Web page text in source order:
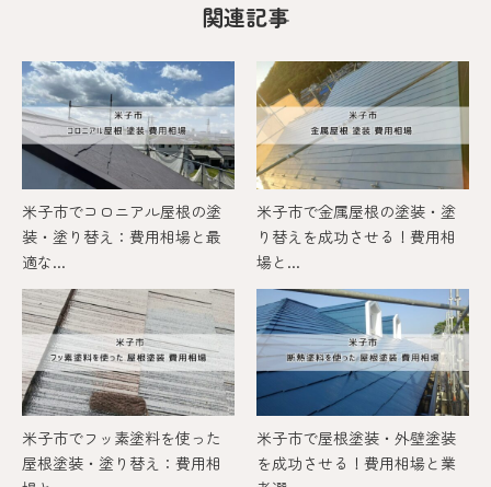
関連記事
米子市でコロニアル屋根の塗
装・塗り替え：費用相場と最
適な...
米子市で金属屋根の塗装・塗
り替えを成功させる！費用相
場と...
米子市でフッ素塗料を使った
屋根塗装・塗り替え：費用相
米子市で屋根塗装・外壁塗装
を成功させる！費用相場と業